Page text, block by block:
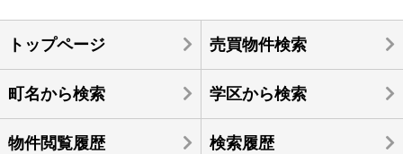
トップページ 売買物件検索
町名から検索 学区から検索
物件閲覧履歴 検索履歴